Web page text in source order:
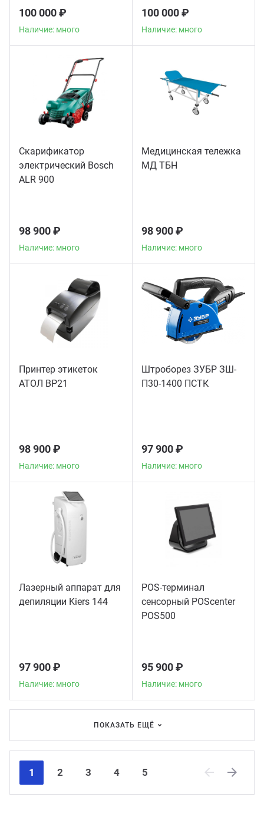
100 000 ₽
Наличие: много
100 000 ₽
Наличие: много
Скарификатор
электрический Bosch
ALR 900
98 900 ₽
Наличие: много
Медицинская тележка
МД ТБН
98 900 ₽
Наличие: много
Принтер этикеток
АТОЛ BP21
98 900 ₽
Наличие: много
Штроборез ЗУБР ЗШ-
П30-1400 ПСТК
97 900 ₽
Наличие: много
Лазерный аппарат для
депиляции Kiers 144
97 900 ₽
Наличие: много
POS-терминал
сенсорный POScenter
POS500
95 900 ₽
Наличие: много
ПОКАЗАТЬ ЕЩЁ
1 2 3 4
5